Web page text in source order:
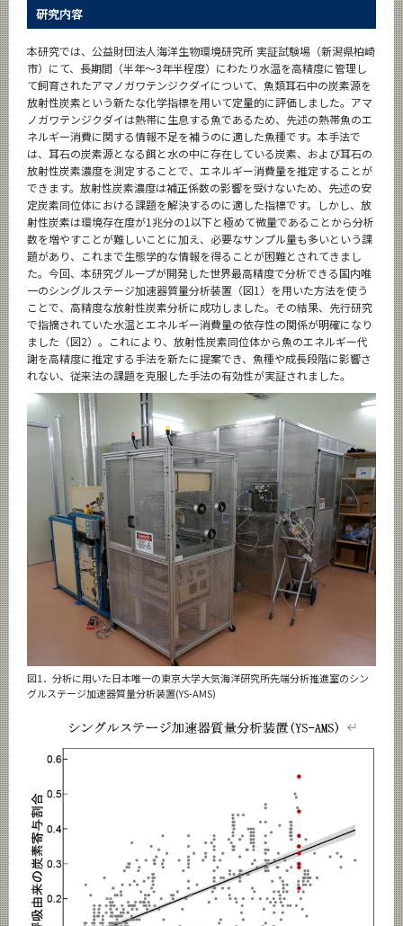
研究内容
本研究では、公益財団法人海洋生物環境研究所 実証試験場（新潟県柏崎
市）にて、長期間（半年～3年半程度）にわたり水温を高精度に管理し
て飼育されたアマノガワテンジクダイについて、魚類耳石中の炭素源を
放射性炭素という新たな化学指標を用いて定量的に評価しました。アマ
ノガワテンジクダイは熱帯に生息する魚であるため、先述の熱帯魚のエ
ネルギー消費に関する情報不足を補うのに適した魚種です。本手法で
は、耳石の炭素源となる餌と水の中に存在している炭素、および耳石の
放射性炭素濃度を測定することで、エネルギー消費量を推定することが
できます。放射性炭素濃度は補正係数の影響を受けないため、先述の安
定炭素同位体における課題を解決するのに適した指標です。しかし、放
射性炭素は環境存在度が1兆分の1以下と極めて微量であることから分析
数を増やすことが難しいことに加え、必要なサンプル量も多いという課
題があり、これまで生態学的な情報を得ることが困難とされてきまし
た。今回、本研究グループが開発した世界最高精度で分析できる国内唯
一のシングルステージ加速器質量分析装置（図1）を用いた方法を使う
ことで、高精度な放射性炭素分析に成功しました。その結果、先行研究
で指摘されていた水温とエネルギー消費量の依存性の関係が明確になり
ました（図2）。これにより、放射性炭素同位体から魚のエネルギー代
謝を高精度に推定する手法を新たに提案でき、魚種や成長段階に影響さ
れない、従来法の課題を克服した手法の有効性が実証されました。
図1．分析に用いた日本唯一の東京大学大気海洋研究所先端分析推進室のシン
グルステージ加速器質量分析装置(YS-AMS)